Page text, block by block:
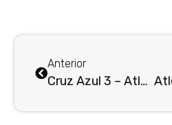
Anterior
Cruz Azul 3 – Atlético Nacional 0 : Otra penosa derrota internacional…